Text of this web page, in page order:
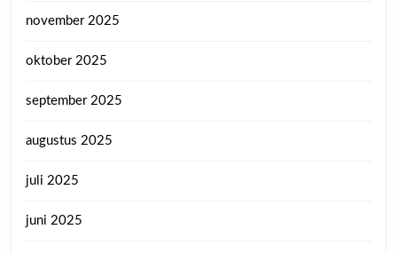
november 2025
oktober 2025
september 2025
augustus 2025
juli 2025
juni 2025